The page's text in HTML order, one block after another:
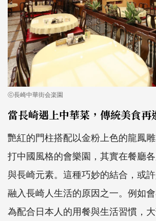
ⓒ長崎中華街会楽園
當長崎遇上中華菜，傳統美食再
艷紅的門柱搭配以金粉上色的龍鳳
打中國風格的會樂園，其實在餐廳
與長崎元素。這種巧妙的結合，或
融入長崎人生活的原因之一。例如
為配合日本人的用餐與生活習慣，